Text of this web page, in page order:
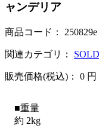
ャンデリア
商品コード： 250829e
関連カテゴリ：
販売価格(税込)： 0 円
■重量
約 2kg